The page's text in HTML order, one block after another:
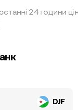
24 години
DJF